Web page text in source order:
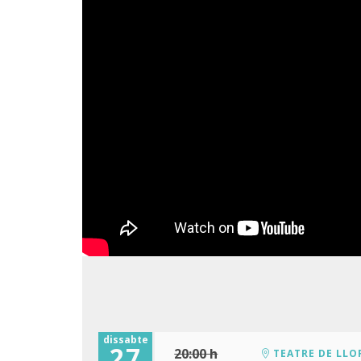
dissabte
20:00 h TEATRE DE